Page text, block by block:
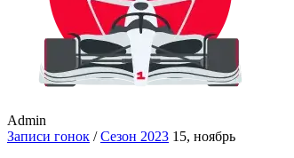
Admin
Записи гонок /Сезон 2023 15, ноябрь